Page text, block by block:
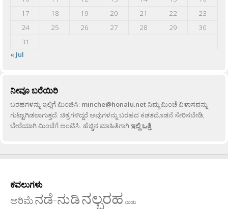
17
18 19 20 21 22
23
24
25 26 27 28 29
30
31
« Jul
ನೀವೂ ಬರೆಯಿರಿ
ಬರಹಗಳನ್ನು ಇಲ್ಲಿಗೆ ಮಿಂಚಿಸಿ: minche@honalu.netನಿಮ್ಮ ಮಿಂಚೆ ವಿಳಾಸವನ್ನು
ಗುಟ್ಟಾಗಿಡಲಾಗುತ್ತದೆ. ಚಿತ್ರಗಳಿದ್ದರೆ ಅವುಗಳನ್ನು ಬರಹದ ಕಡತದೊಡನೆ ಸೇರಿಸಬೇಡಿ,
ಬೇರೆಯಾಗಿ ಮಿಂಚೆಗೆ ಅಂಟಿಸಿ. ಹೆಚ್ಚಿನ ಮಾಹಿತಿಗಾಗಿಇಲ್ಲಿ ಒತ್ತಿ.
ಕವಲುಗಳು
ಅರಿಮೆನಡೆ-ನುಡಿನಲ್ಬರಹ ನಾಡು